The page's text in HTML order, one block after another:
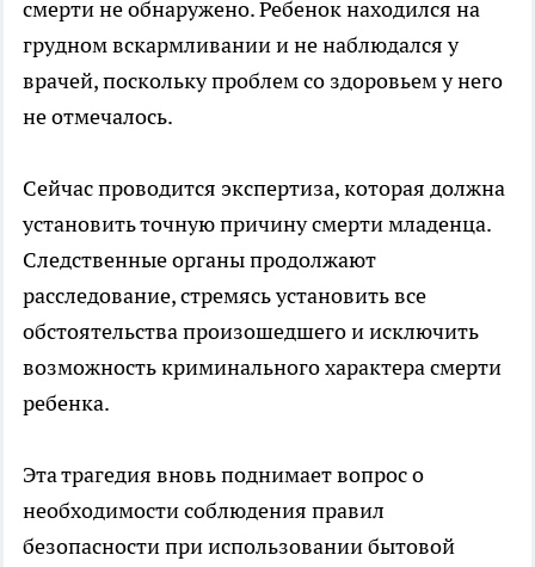
смерти не обнаружено. Ребенок находился на
грудном вскармливании и не наблюдался у
врачей, поскольку проблем со здоровьем у него
не отмечалось.
Сейчас проводится экспертиза, которая должна
установить точную причину смерти младенца.
Следственные органы продолжают
расследование, стремясь установить все
обстоятельства произошедшего и исключить
возможность криминального характера смерти
ребенка.
Эта трагедия вновь поднимает вопрос о
необходимости соблюдения правил
безопасности при использовании бытовой